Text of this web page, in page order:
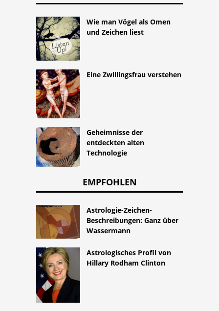
Wie man Vögel als Omen
und Zeichen liest
Eine Zwillingsfrau verstehen
Geheimnisse der
entdeckten alten
Technologie
EMPFOHLEN
Astrologie-Zeichen-
Beschreibungen: Ganz über
Wassermann
Astrologisches Profil von
Hillary Rodham Clinton